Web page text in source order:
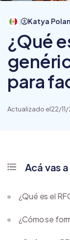
| Katya
¿Qué
para
Actualizado el22/
Acá vas
¿Qué es el
¿Cómo se